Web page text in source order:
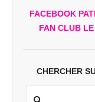
FACEBOOK
FAN CLUB
CHERCHER